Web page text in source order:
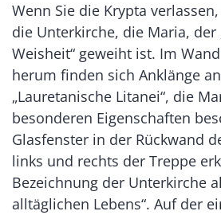
Wenn Sie die Krypta
die Unterkirche, die Maria, der
Weisheit“ geweiht ist. Im
herum finden sich Anklänge
„Lauretanische Litanei“, die
besonderen Eigenschaften
Glasfenster in der Rückwand
links und rechts der Treppe
Bezeichnung der Unterkirche
alltäglichen Lebens“. Auf der